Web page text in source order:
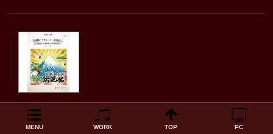
楽譜 GP84 伝説の「クラシック」メドレー《in ロックスタイル》
(吹奏楽ゴールドポップ/究極の吹奏楽〜伝説編)
MENU WORK TOP PC